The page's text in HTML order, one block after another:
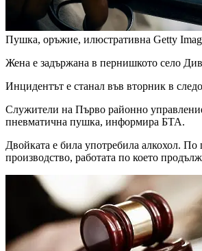
Пушка, оръжие, илюстративна Getty
Жена е задържана в пернишкото село
Инцидентът е станал във вторник в
Служители на Първо районно
пневматична пушка, информира БТА.
Двойката е била употребила алкохол.
производство, работата по което